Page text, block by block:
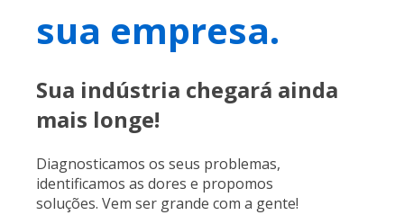
sua empresa.
Sua indústria chegará ainda
mais longe!
Diagnosticamos os seus problemas,
identificamos as dores e propomos
soluções. Vem ser grande com a gente!